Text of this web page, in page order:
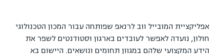
אפליקציית המובייל ווב לרנאפ שפותחה עבור המכון הטכנולוגי
חולון, נועדה לאפשר לעובדים בארגון וסטודנטים לשפר את
הידע המקצועי שלהם במגוון תחומים ונושאים. היישום בא